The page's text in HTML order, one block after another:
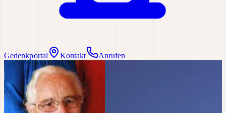
Gedenkportal Kontakt Anrufen